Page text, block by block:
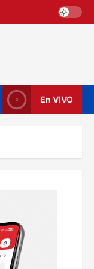
En VIVO